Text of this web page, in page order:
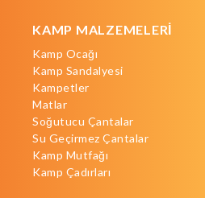
KAMP MALZEMELERİ
Kamp Ocağı
Kamp Sandalyesi
Kampetler
Matlar
Soğutucu Çantalar
Su Geçirmez Çantalar
Kamp Mutfağı
Kamp Çadırları